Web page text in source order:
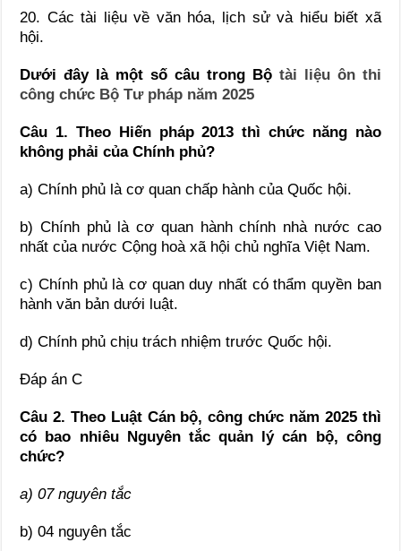
20. Các tài liệu về văn hóa, lịch sử và hiểu biết xã
hội.
Dưới đây là một số câu trong Bộ tài liệu ôn thi
công chức Bộ Tư pháp năm 2025
Câu 1. Theo Hiến pháp 2013 thì chức năng nào
không phải của Chính phủ?
a) Chính phủ là cơ quan chấp hành của Quốc hội.
b) Chính phủ là cơ quan hành chính nhà nước cao
nhất của nước Cộng hoà xã hội chủ nghĩa Việt Nam.
c) Chính phủ là cơ quan duy nhất có thẩm quyền ban
hành văn bản dưới luật.
d) Chính phủ chịu trách nhiệm trước Quốc hội.
Đáp án C
Câu 2. Theo Luật Cán bộ, công chức năm 2025 thì
có bao nhiêu Nguyên tắc quản lý cán bộ, công
chức?
a) 07 nguyên tắc
b) 04 nguyên tắc